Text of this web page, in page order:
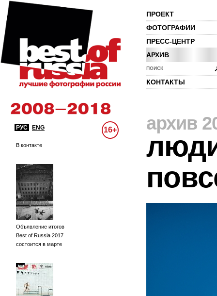
ПРОЕКТ
ФОТОГРАФИИ
ПРЕСС-ЦЕНТР
АРХИВ
ПОИСК
КОНТАКТЫ
РУС ENG 16+
В контакте
Объявление итогов
Best of Russia 2017
состоится в марте
архив